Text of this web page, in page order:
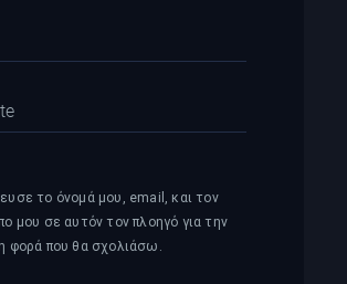
το όνομά μου, email, και τον
μου σε αυτόν τον πλοηγό για την
φορά που θα σχολιάσω.